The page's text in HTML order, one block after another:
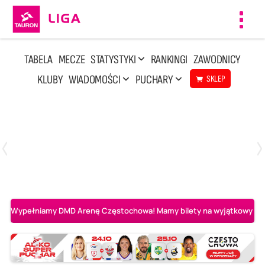
TABELA MECZE STATYSTYKI RANKINGI ZAWODNICY
KLUBY WIADOMOŚCI PUCHARY SKLEP
Wypełniamy DMD Arenę Częstochowa! Mamy bilety na wyjątkowy